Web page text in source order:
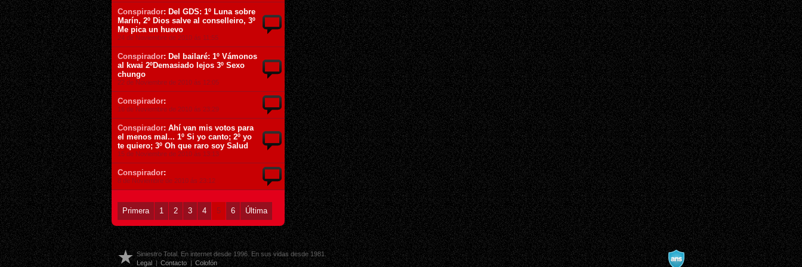
Conspirador: Del GDS: 1º Luna sobre
Marín, 2º Dios salve al conselleiro, 3º
Me pica un huevo
24 de Noviembre de 2010 ás 11:55
Conspirador: Del bailaré: 1º Vámonos
al kwai 2ºDemasiado lejos 3º Sexo
chungo
22 de Noviembre de 2010 ás 12:05
Conspirador:
16 de Noviembre de 2010 ás 23:29
Conspirador: Ahí van mis votos para
el menos mal... 1º Si yo canto; 2º yo
te quiero; 3º Oh que raro soy Salud
15 de Noviembre de 2010 ás 13:13
Conspirador:
8 de Noviembre de 2010 ás 23:12
Primera 1 2 3 4 5 6 Última
Siniestro Total. En internet desde 1996. En sus vidas desde 1981.
Legal | Contacto | Colofón